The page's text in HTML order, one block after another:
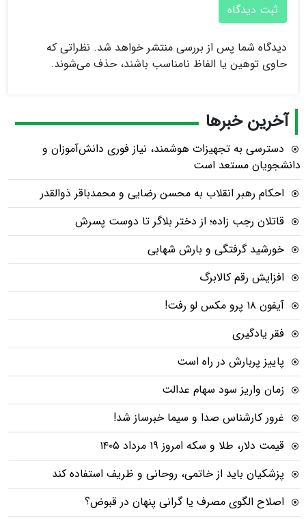
ثبت دیدگاه
دیدگاه شما پس از بررسی منتشر خواهد شد. نظراتی که
حاوی توهین یا الفاظ نامناسب باشند، حذف می‌شوند.
آخرین خبرها
دسترسی به تجهیزات هوشمند، نیاز فوری دانش‌آموزان و
دانشجویان مستعد است
احکام رهبر انقلاب به محسن رضایی و محمدباقر ذوالقدر
قاتلان رجب زاده؛ از دختر بلاگر تا دوست پسرش
خورشید گرفتگی و بارش شهابی
افزایش رقم کالابرگ
آیفون ۱۸ پرو مکس لو رفت!
فقر یادگیری
پاییز پربارش در راه است
زمان واریز سود سهام عدالت
غرور کارشناس صدا و سیما خبرساز شد!
قیمت دلار، طلا و سکه امروز ۱۹ مرداد ۱۴۰۵
پزشکیان باید از خاتمی، روحانی و ظریف استفاده کند
اصلاح الگوی مصرف یا گرانی پنهان در قبوض؟